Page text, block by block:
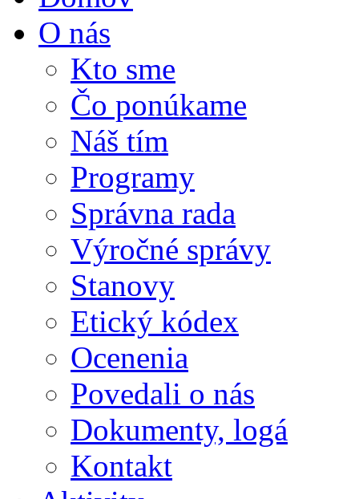
O nás
Kto sme
Čo ponúkame
Náš tím
Programy
Správna rada
Výročné správy
Stanovy
Etický kódex
Ocenenia
Povedali o nás
Dokumenty, logá
Kontakt